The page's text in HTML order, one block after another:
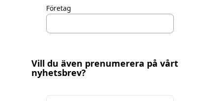
Företag
Vill du även prenumerera på vårt
nyhetsbrev?